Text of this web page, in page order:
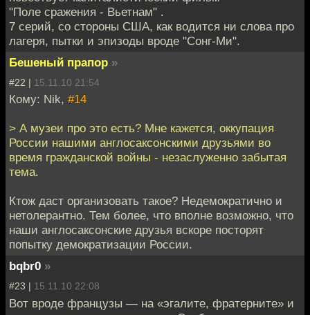
"Поле сражения - Вьетнам" .
7 серий, со стороны США, как водится ни слова про
лагеря, пытки и эпизоды вроде "Сонг-Ми".
Бешеный прапор »
#22 | 15.11.10 21:54
Кому: Nik, #14
> А музеи про это есть? Мне кажется, оккупация
России нашими англосаксонскими друзьями во
время гражданской войны - незаслуженно забытая
тема.
Ктож даст организовать такое? Недемократично и
нетолерантно. Тем более, что вполне возможно, что
наши англосаксонские друзья вскоре посторят
попытку демократизации России.
bqbr0 »
#23 | 15.11.10 22:08
Вот вроде французы — на «эгалите, фратерните» и